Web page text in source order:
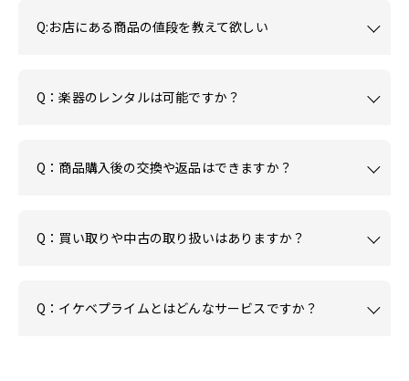
Q:お店にある商品の値段を教えて欲しい
Q：楽器のレンタルは可能ですか？
Q：商品購入後の交換や返品はできますか？
Q：買い取りや中古の取り扱いはありますか？
Q：イケベプライムとはどんなサービスですか？